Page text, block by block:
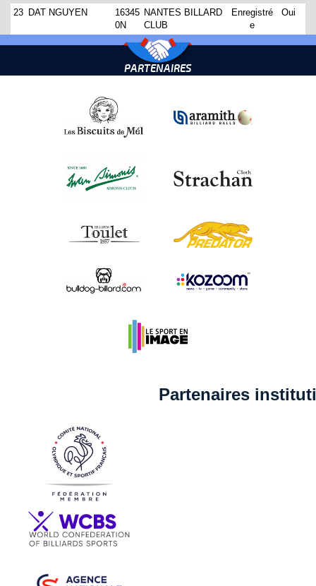
23 DAT NGUYEN
16345
0N
NANTES BILLARD
CLUB
Enregistré
e
Oui
PARTENAIRES
Partenaires